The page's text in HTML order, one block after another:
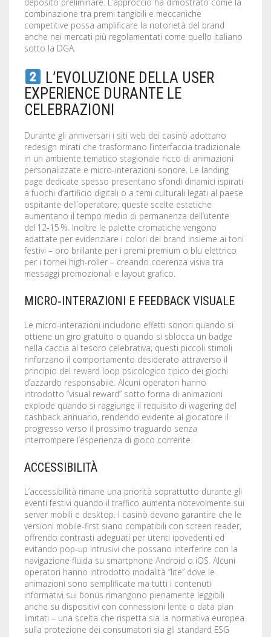
combinazione tra premi tangibili e meccaniche
competitive possa amplificare la notorietà del brand
anche nei mercati più regolamentati come quello italiano
sotto la DGA.
L’EVOLUZIONE DELLA USER
EXPERIENCE DURANTE LE
CELEBRAZIONI
Durante gli anniversari i siti web dei casinò adottano
redesign mirati che trasformano l’interfaccia tradizionale
in un ambiente tematico stagionale ricco di animazioni
personalizzate e micro‑interazioni sonore. Le landing
page dedicate spesso presentano sfondi dinamici ispirati
a fuochi d’artificio digitali o a temi culturali legati al paese
ospitante dell’operatore; queste scelte estetiche
aumentano il tempo medio di permanenza dell’utente
del 12‑15 %. Inoltre le palette cromatiche vengono
adattate per evidenziare i colori del brand insieme ai toni
festivi – oro brillante per i premi premium o blu elettrico
per i tornei high‑roller – creando coerenza visiva tra
messaggi promozionali e layout grafico.
MICRO‑INTERAZIONI E FEEDBACK VISUALE
Le micro‑interazioni includono effetti sonori quando si
ottiene un giro gratuito o quando si sblocca un badge
nella caccia al tesoro celebrativa; questi piccoli stimoli
rinforzano il comportamento desiderato attraverso il
principio del reward loop psicologico tipico dei giochi
d’azzardo responsabile. Alcuni operatori hanno
introdotto “visual reward” sotto forma di animazioni
explode quando si raggiunge il requisito di wagering del
cashback annuario, rendendo evidente al giocatore il
progresso verso il prossimo traguardo senza
interrompere l’esperienza di gioco corrente.
ACCESSIBILITÀ
L’accessibilità rimane una priorità soprattutto durante gli
eventi festivi quando il traffico aumenta notevolmente sui
server mobili e desktop. I casinò devono garantire che le
versioni mobile‑first siano compatibili con screen reader,
offrendo contrasti adeguati per utenti ipovedenti ed
evitando pop‑up intrusivi che possano interferire con la
navigazione fluida su smartphone Android o iOS. Alcuni
operatori hanno introdotto modalità “lite” dove le
animazioni sono semplificate ma tutti i contenuti
informativi sui bonus rimangono pienamente leggibili
anche su dispositivi con connessioni lente o data plan
limitati – una scelta che rispetta sia la normativa europea
sulla protezione dei consumatori sia gli standard ESG